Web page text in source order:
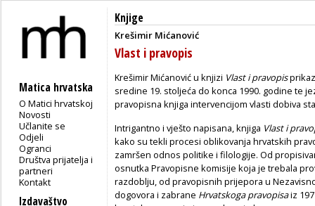
Matica hrvatska
O Matici hrvatskoj
Novosti
Učlanite se
Odjeli
Ogranci
Društva prijatelja i
partneri
Kontakt
Izdavaštvo
Knjige
Krešimir Mićanović
Vlast i pravopis
Krešimir Mićanović u knjizi Vlast i pravopis
sredine 19. stoljeća do konca 1990. godine te
pravopisna knjiga intervencijom vlasti dobiva
Intrigantno i vješto napisana, knjiga Vlast i
kako su tekli procesi oblikovanja hrvatskih
zamršen odnos politike i filologije. Od
osnutka Pravopisne komisije koja je trebala
razdoblju, od pravopisnih prijepora u
dogovora i zabrane Hrvatskoga pravopisaiz